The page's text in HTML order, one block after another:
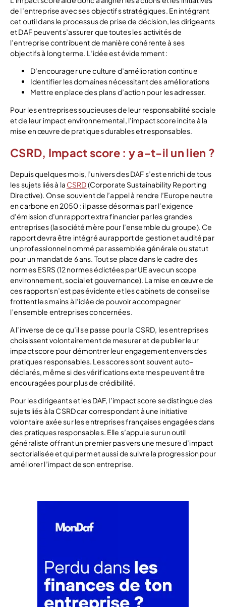
de l’entreprise avec ses objectifs stratégiques. En intégrant
cet outil dans le processus de prise de décision, les dirigeants
et DAF peuvent s’assurer que toutes les activités de
l’entreprise contribuent de manière cohérente à ses
objectifs à long terme. L’idée est évidemment :
D’encourager une culture d’amélioration continue
Identifier les domaines nécessitant des améliorations
Mettre en place des plans d’action pour les adresser.
Pour les entreprises soucieuses de leur responsabilité sociale
et de leur impact environnemental, l’impact score incite à la
mise en œuvre de pratiques durables et responsables.
CSRD, Impact score : y a-t-il un lien ?
Depuis quelques mois, l’univers des DAF s’est enrichi de tous
les sujets liés à la CSRD(Corporate Sustainability Reporting
Directive). On se souvient de l’appel à rendre l’Europe neutre
en carbone en 2050 : il passe désormais par l’exigence
d’émission d’un rapport extra financier par les grandes
entreprises (la société mère pour l’ensemble du groupe). Ce
rapport devra être intégré au rapport de gestion et audité par
un professionnel nommé par assemblée générale ou statut
pour un mandat de 6 ans. Tout se place dans le cadre des
normes ESRS (12 normes édictées par UE avec un scope
environnement, social et gouvernance). La mise en œuvre de
ces rapports n’est pas évidente et les cabinets de conseil se
frottent les mains à l’idée de pouvoir accompagner
l’ensemble entreprises concernées.
A l’inverse de ce qu’il se passe pour la CSRD, les entreprises
choisissent volontairement de mesurer et de publier leur
impact score pour démontrer leur engagement envers des
pratiques responsables. Les scores sont souvent auto-
déclarés, même si des vérifications externes peuvent être
encouragées pour plus de crédibilité.
Pour les dirigeants et les DAF, l’impact score se distingue des
sujets liés à la CSRD car correspondant à une initiative
volontaire axée sur les entreprises françaises engagées dans
des pratiques responsables. Elle s’appuie sur un outil
généraliste offrant un premier pas vers une mesure d’impact
sectorialisée et qui permet aussi de suivre la progression pour
améliorer l’impact de son entreprise.